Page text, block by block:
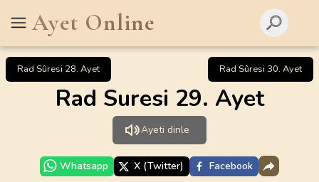
Ayet Online
Rad Sûresi 28. Ayet Rad Sûresi 30. Ayet
Rad Suresi 29. Ayet
Ayeti dinle
Whatsapp X (Twitter) Facebook